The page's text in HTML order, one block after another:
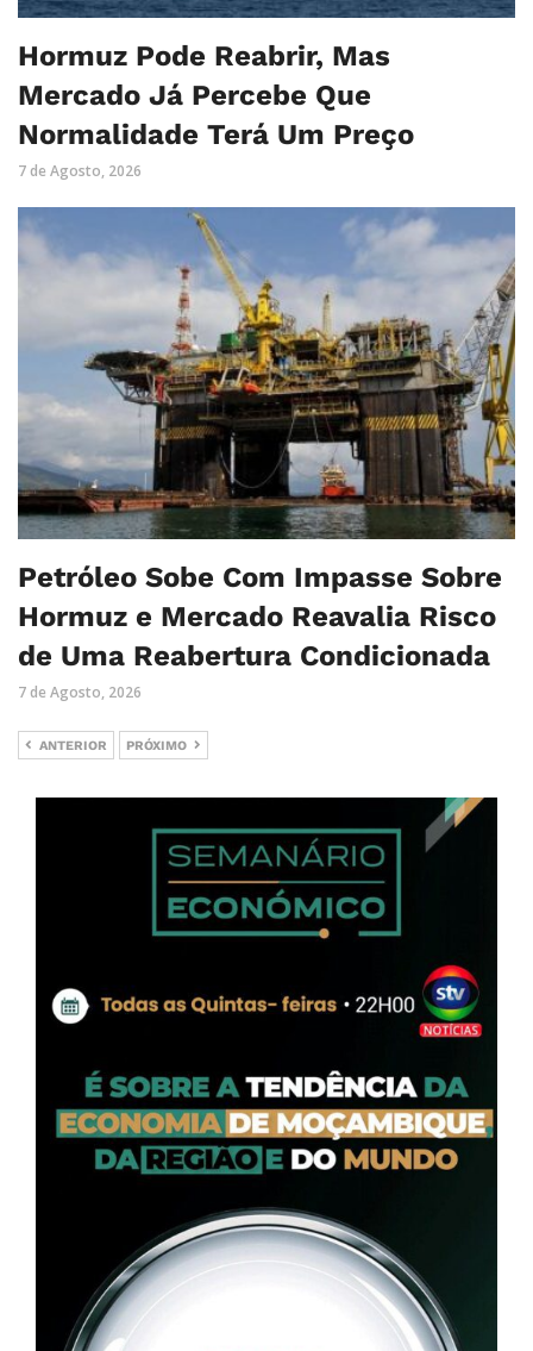
Hormuz Pode Reabrir, Mas
Mercado Já Percebe Que
Normalidade Terá Um Preço
7 de Agosto, 2026
Petróleo Sobe Com Impasse Sobre
Hormuz e Mercado Reavalia Risco
de Uma Reabertura Condicionada
7 de Agosto, 2026
ANTERIOR PRÓXIMO